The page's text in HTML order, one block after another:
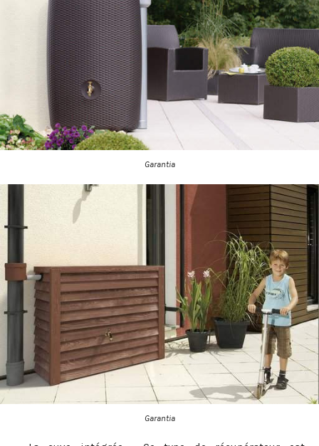
Garantia
Garantia